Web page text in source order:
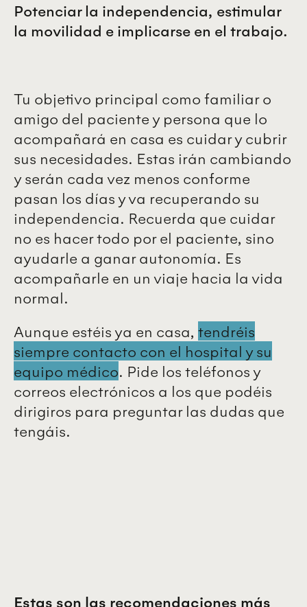
Potenciar la independencia, estimular
la movilidad e implicarse en el trabajo.
Tu objetivo principal como familiar o
amigo del paciente y persona que lo
acompañará en casa es cuidar y cubrir
sus necesidades. Estas irán cambiando
y serán cada vez menos conforme
pasan los días y va recuperando su
independencia. Recuerda que cuidar
no es hacer todo por el paciente, sino
ayudarle a ganar autonomía. Es
acompañarle en un viaje hacia la vida
normal.
Aunque estéis ya en casa, tendréis
siempre contacto con el hospital y su
equipo médico. Pide los teléfonos y
correos electrónicos a los que podéis
dirigiros para preguntar las dudas que
tengáis.
Estas son las recomendaciones más